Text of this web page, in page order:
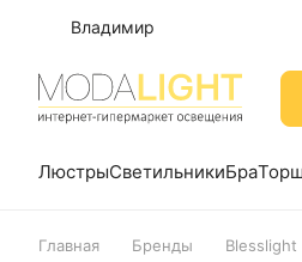
Владимир
ЛюстрыСветильникиБра
Главная Бренды Blesslight